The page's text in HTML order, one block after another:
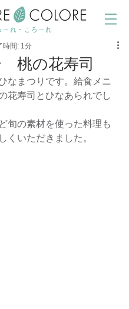
ーれ・ころーれ
桃の花寿司
時間: 1分
なまつりです。給食メニ
花寿司とひなあられでし
旬の素材を使った料理も
くいただきました。